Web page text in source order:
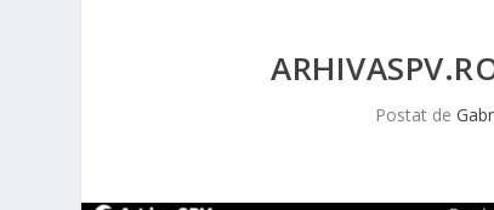
Postat de